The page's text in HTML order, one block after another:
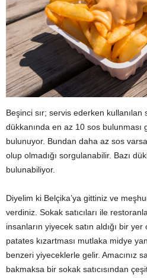
Beşinci sır; servis ederken kullanılan
dükkanında en az 10 sos
bulunuyor. Bundan daha az sos
olup olmadığı sorgulanabilir. Bazı
bulunabiliyor.
Diyelim ki Belçika’ya gittiniz ve
verdiniz. Sokak satıcıları ile
insanların yiyecek satın aldığı bir
patates kızartması mutlaka midye
benzeri yiyeceklerle gelir. Amacınız
bakmaksa bir sokak satıcısından